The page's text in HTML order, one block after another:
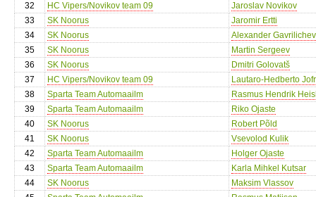
32
HC Vipers/Novikov team 09
Jaroslav Novikov
33
SK Noorus
Jaromir Ertti
34
SK Noorus
Alexander Gavrilichev
35
SK Noorus
Martin Sergeev
36
SK Noorus
Dmitri Golovatš
37
HC Vipers/Novikov team 09
Lautaro-Hedberto
38
Sparta Team Automaailm
Rasmus Hendrik
39
Sparta Team Automaailm
Riko Ojaste
40
SK Noorus
Robert Põld
41
SK Noorus
Vsevolod Kulik
42
Sparta Team Automaailm
Holger Ojaste
43
Sparta Team Automaailm
Karla Mihkel Kutsar
44
SK Noorus
Maksim Vlassov